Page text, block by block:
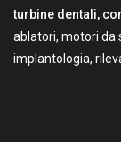
turbine dentali,
ablatori, motori da
implantologia,